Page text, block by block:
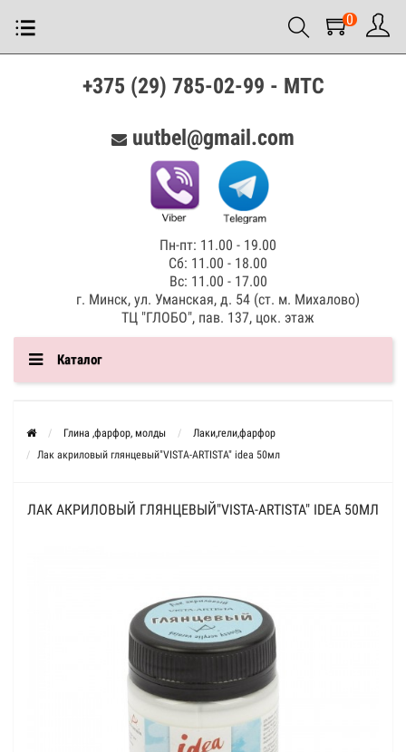
0
+375 (29) 785-02-99 - МТС
uutbel@gmail.com
Пн-пт: 11.00 - 19.00
Сб: 11.00 - 18.00
Вс: 11.00 - 17.00
г. Минск, ул. Уманская, д. 54 (ст. м. Михалово)
ТЦ "ГЛОБО", пав. 137, цок. этаж
Каталог
Глина ,фарфор, молды
Лаки,гели,фарфор
Лак акриловый глянцевый"VISTA-ARTISTA" idea 50мл
ЛАК АКРИЛОВЫЙ ГЛЯНЦЕВЫЙ"VISTA-ARTISTA" IDEA 50МЛ